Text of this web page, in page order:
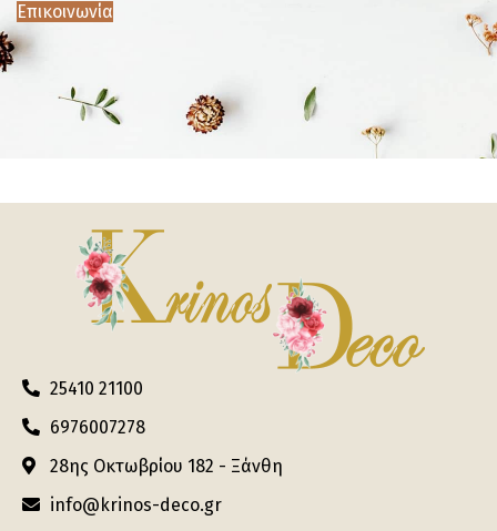
Επικοινωνία
25410 21100
6976007278
28ης Οκτωβρίου 182 - Ξάνθη
info@krinos-deco.gr